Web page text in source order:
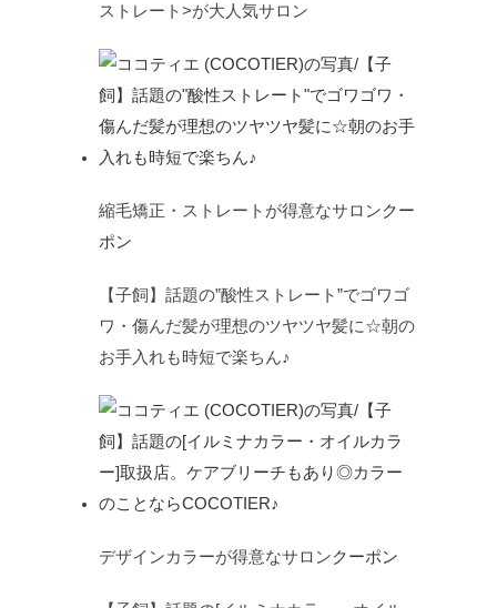
ストレート>が大人気サロン
縮毛矯正・ストレートが得意なサロンクー
ポン
【子飼】話題の”酸性ストレート”でゴワゴ
ワ・傷んだ髪が理想のツヤツヤ髪に☆朝の
お手入れも時短で楽ちん♪
デザインカラーが得意なサロンクーポン